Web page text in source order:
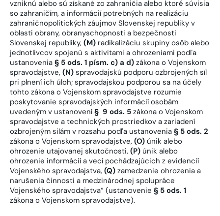
vzniknú alebo sú získané zo zahraničia alebo ktoré súvisia
so zahraničím, a informácií potrebných na realizáciu
zahraničnopolitických záujmov Slovenskej republiky v
oblasti obrany, obranyschopnosti a bezpečnosti
Slovenskej republiky, (M) radikalizáciu skupiny osôb alebo
jednotlivcov spojenú s aktivitami a ohrozeniami podľa
ustanovenia § 5 ods. 1 písm. c) a d) zákona o Vojenskom
spravodajstve, (N) spravodajskú podporu ozbrojených síl
pri plnení ich úloh; spravodajskou podporou sa na účely
tohto zákona o Vojenskom spravodajstve rozumie
poskytovanie spravodajských informácií osobám
uvedeným v ustanovení§ 9 ods. 5 zákona o Vojenskom
spravodajstve a technických prostriedkov a zariadení
ozbrojeným silám v rozsahu podľa ustanovenia § 5 ods. 2
zákona o Vojenskom spravodajstve, (O) únik alebo
ohrozenie utajovanej skutočnosti, (P) únik alebo
ohrozenie informácií a vecí pochádzajúcich z evidencií
Vojenského spravodajstva, (Q) zamedzenie ohrozenia a
narušenia činnosti a medzinárodnej spolupráce
Vojenského spravodajstva“ (ustanovenie § 5 ods. 1
zákona o Vojenskom spravodajstve).